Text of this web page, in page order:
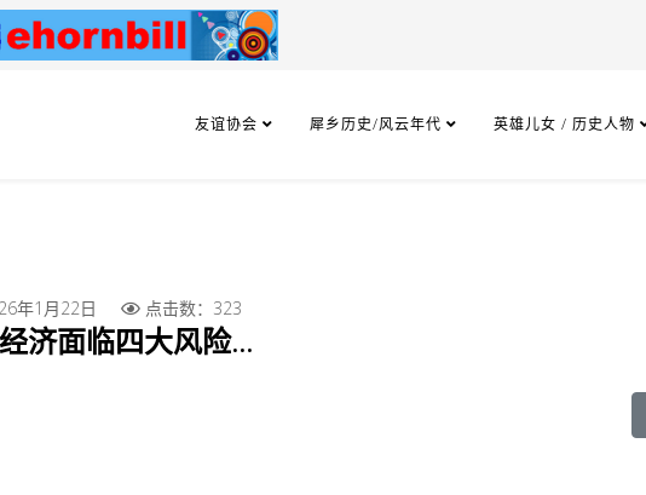
友谊协会 犀乡历史/风云年代 英雄儿女 / 历史人物
年1月22日 点击数：323
济面临四大风险...